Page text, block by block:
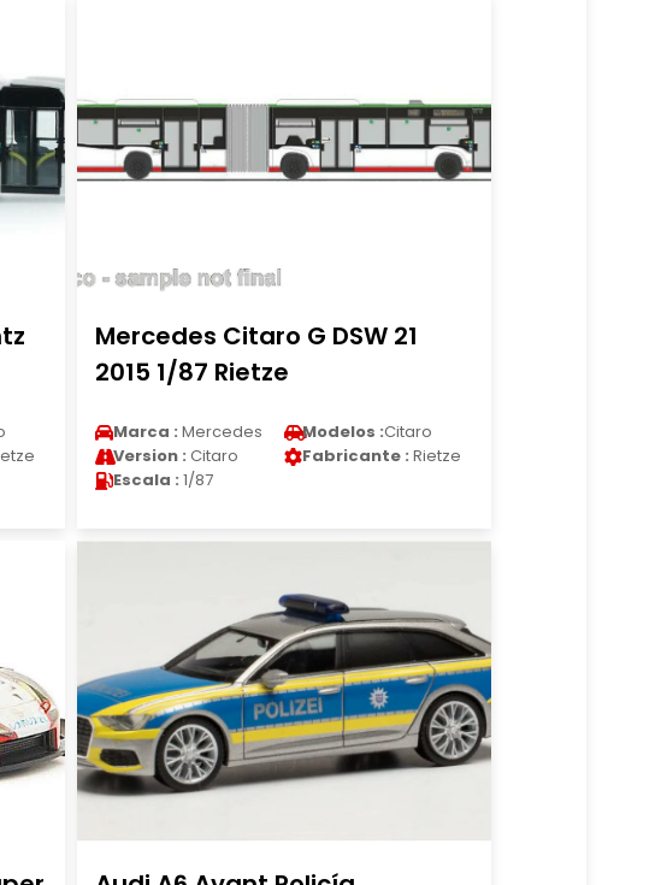
Mercedes Citaro G DSW 21
2015 1/87 Rietze
Marca : Mercedes Modelos :Citaro
Version : Citaro Fabricante : Rietze
Escala : 1/87